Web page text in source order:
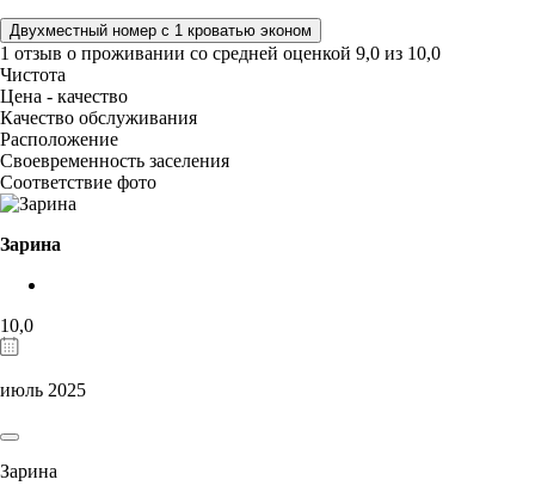
Двухместный номер с 1 кроватью эконом
1 отзыв о проживании со средней оценкой 9,0 из 10,0
Чистота
Цена - качество
Качество обслуживания
Расположение
Своевременность заселения
Соответствие фото
Зарина
10,0
июль 2025
Зарина